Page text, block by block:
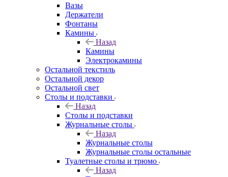
Вазы
Держатели
Фонтаны
Камины
Назад
Камины
Электрокамины
Остальной текстиль
Остальной декор
Остальной свет
Столы и подставки
Назад
Столы и подставки
Журнальные столы
Назад
Журнальные столы
Журнальные столы остальные
Туалетные столы и трюмо
Назад